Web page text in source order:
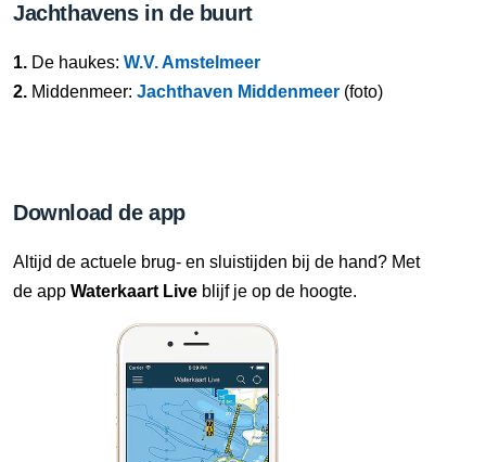
Jachthavens in de buurt
1. De haukes: W.V. Amstelmeer
2. Middenmeer: Jachthaven Middenmeer (foto)
Download de app
Altijd de actuele brug- en sluistijden bij de hand? Met
de app Waterkaart Live blijf je op de hoogte.